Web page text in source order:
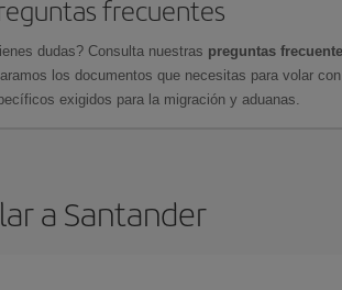
frecuentes
dudas? Consulta nuestras preguntas
los documentos que necesitas para volar
exigidos para la migración y aduanas.
a Santander